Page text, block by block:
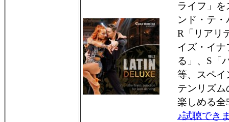
ライフ」
ンド・テ
R「リアリ
イズ・イ
る」、S「
等、スペイ
テンリズ
楽しめる全
♪試聴でき